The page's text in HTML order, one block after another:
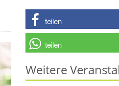
teilen
teilen
Weitere